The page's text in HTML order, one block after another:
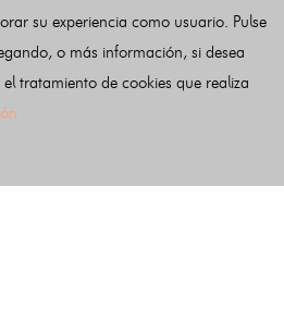
del
22 MAYO
su experiencia como usuario. Pulse
o más información, si desea
tratamiento de cookies que realiza